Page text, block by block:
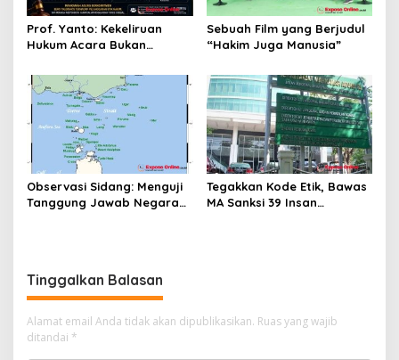
Prof. Yanto: Kekeliruan
Hukum Acara Bukan
Koreksi Dilakukan Melalui
Upaya Hukum
Sebuah Film yang Berjudul
“Hakim Juga Manusia”
Observasi Sidang: Menguji
Tanggung Jawab Negara
Tegakkan Kode Etik, Bawas
MA Sanksi 39 Insan
Tinggalkan Balasan
Alamat email Anda tidak akan dipublikasikan. Ruas yang wajib
ditandai *